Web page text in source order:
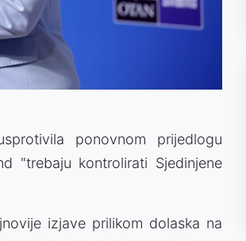
ponovnom prijedlogu
"trebaju kontrolirati Sjedinjene
izjave prilikom dolaska na